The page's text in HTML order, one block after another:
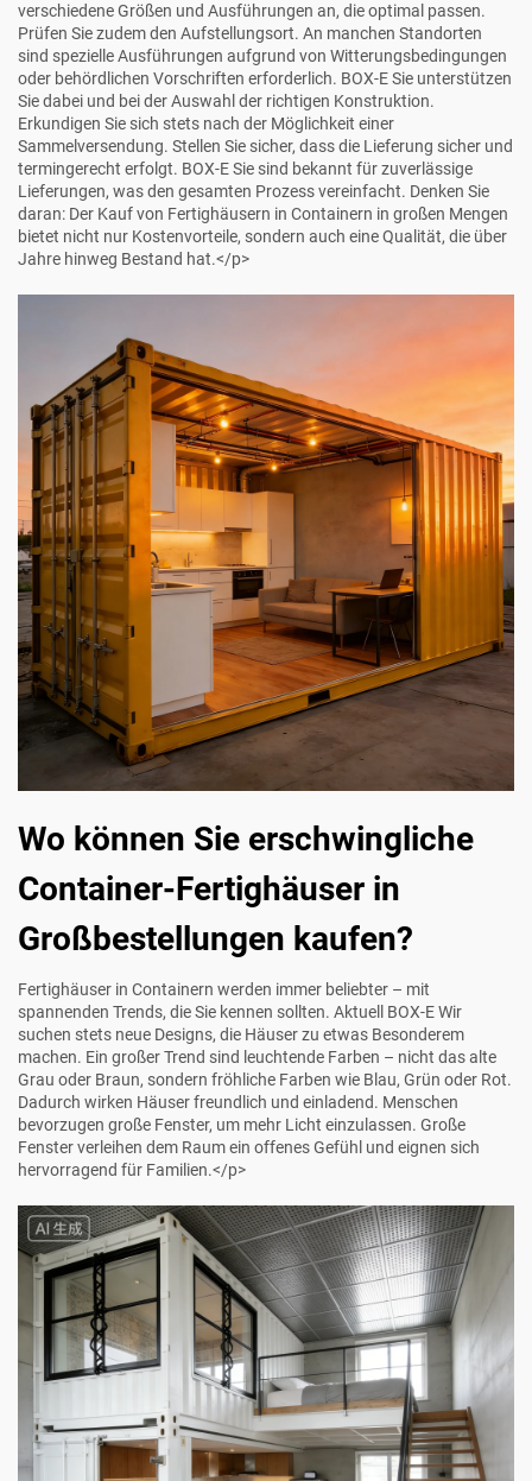
verschiedene Größen und Ausführungen an, die optimal passen.
Prüfen Sie zudem den Aufstellungsort. An manchen Standorten
sind spezielle Ausführungen aufgrund von Witterungsbedingungen
oder behördlichen Vorschriften erforderlich. BOX-ESie unterstützen
Sie dabei und bei der Auswahl der richtigen Konstruktion.
Erkundigen Sie sich stets nach der Möglichkeit einer
Sammelversendung. Stellen Sie sicher, dass die Lieferung sicher und
termingerecht erfolgt. BOX-ESie sind bekannt für zuverlässige
Lieferungen, was den gesamten Prozess vereinfacht. Denken Sie
daran: Der Kauf von Fertighäusern in Containern in großen Mengen
bietet nicht nur Kostenvorteile, sondern auch eine Qualität, die über
Jahre hinweg Bestand hat.</p>
Wo können Sie erschwingliche
Container-Fertighäuser in
Großbestellungen kaufen?
Fertighäuser in Containern werden immer beliebter – mit
spannenden Trends, die Sie kennen sollten. Aktuell BOX-EWir
suchen stets neue Designs, die Häuser zu etwas Besonderem
machen. Ein großer Trend sind leuchtende Farben – nicht das alte
Grau oder Braun, sondern fröhliche Farben wie Blau, Grün oder Rot.
Dadurch wirken Häuser freundlich und einladend. Menschen
bevorzugen große Fenster, um mehr Licht einzulassen. Große
Fenster verleihen dem Raum ein offenes Gefühl und eignen sich
hervorragend für Familien.</p>